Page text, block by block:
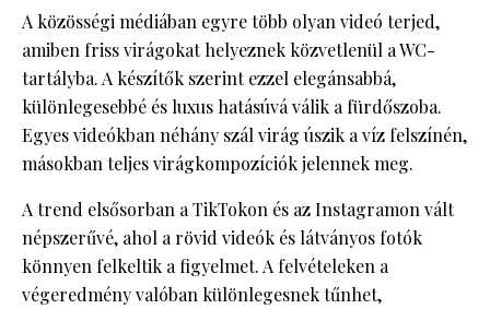
A közösségi médiában egyre több olyan videó terjed,
amiben friss virágokat helyeznek közvetlenül a WC-
tartályba. A készítők szerint ezzel elegánsabbá,
különlegesebbé és luxus hatásúvá válik a fürdőszoba.
Egyes videókban néhány szál virág úszik a víz felszínén,
másokban teljes virágkompozíciók jelennek meg.
A trend elsősorban a TikTokon és az Instagramon vált
népszerűvé, ahol a rövid videók és látványos fotók
könnyen felkeltik a figyelmet. A felvételeken a
végeredmény valóban különlegesnek tűnhet,